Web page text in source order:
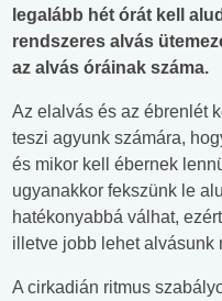
legalább hét órát kell
rendszeres alvás
az alvás óráinak száma.
Az elalvás és az ébrenlét
teszi agyunk számára,
és mikor kell ébernek
ugyanakkor fekszünk le
hatékonyabbá válhat,
illetve jobb lehet alvásunk
A cirkadián ritmus